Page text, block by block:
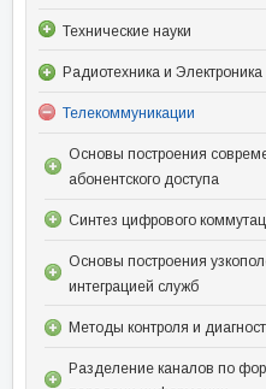
Технические науки
Радиотехника и Электроника
Телекоммуникации
Основы построения
абонентского доступа
Синтез цифрового
Основы построения
интеграцией служб
Методы контроля и
Разделение каналов по